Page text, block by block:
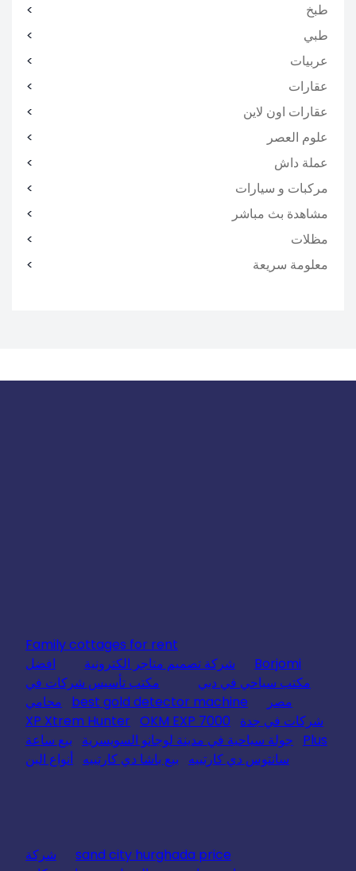
طبخ
طبي
عربيات
عقارات
عقارات اون لاين
علوم العصر
عملة داش
مركبات و سيارات
مشاهدة بث مباشر
مظلات
معلومة سريعة
Family cottages for rent
Borjomi
شركة تصميم متاجر الكترونية
افضل
مكتب سياحي في دبي
مكتب تأسيس شركات في
مصر
best gold detector machine
محامي
شركات في جدة
XP Xtrem Hunter OKM EXP 7000
Plus
جولة سياحية في مدينة لوجانو السويسرية
بيع ساعة
سانتوس دي كارتييه
بيع باشا دي كارتييه أنواع البن
sand city hurghada price
شركة